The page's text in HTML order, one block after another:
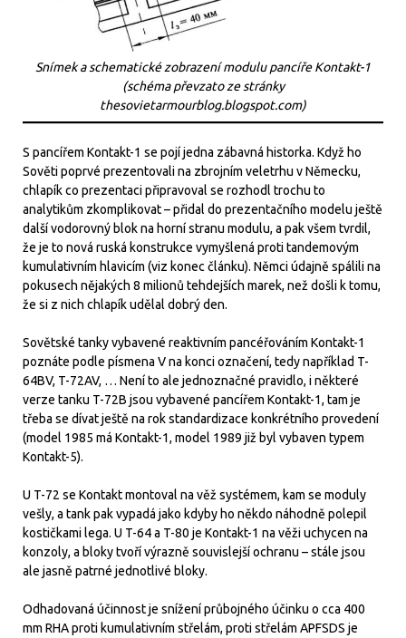
Snímek a schematické zobrazení modulu pancíře Kontakt-1
(schéma převzato ze stránky
thesovietarmourblog.blogspot.com)
S pancířem Kontakt-1 se pojí jedna zábavná historka. Když ho
Sověti poprvé prezentovali na zbrojním veletrhu v Německu,
chlapík co prezentaci připravoval se rozhodl trochu to
analytikům zkomplikovat – přidal do prezentačního modelu ještě
další vodorovný blok na horní stranu modulu, a pak všem tvrdil,
že je to nová ruská konstrukce vymyšlená proti tandemovým
kumulativním hlavicím (viz konec článku). Němci údajně spálili na
pokusech nějakých 8 milionů tehdejších marek, než došli k tomu,
že si z nich chlapík udělal dobrý den.
Sovětské tanky vybavené reaktivním pancéřováním Kontakt-1
poznáte podle písmena V na konci označení, tedy například T-
64BV, T-72AV, … Není to ale jednoznačné pravidlo, i některé
verze tanku T-72B jsou vybavené pancířem Kontakt-1, tam je
třeba se dívat ještě na rok standardizace konkrétního provedení
(model 1985 má Kontakt-1, model 1989 již byl vybaven typem
Kontakt-5).
U T-72 se Kontakt montoval na věž systémem, kam se moduly
vešly, a tank pak vypadá jako kdyby ho někdo náhodně polepil
kostičkami lega. U T-64 a T-80 je Kontakt-1 na věži uchycen na
konzoly, a bloky tvoří výrazně souvislejší ochranu – stále jsou
ale jasně patrné jednotlivé bloky.
Odhadovaná účinnost je snížení průbojného účinku o cca 400
mm RHA proti kumulativním střelám, proti střelám APFSDS je